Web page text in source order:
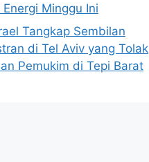
Minggu Ini
Tangkap Sembilan
di Tel Aviv yang Tolak
Pemukim di Tepi Barat